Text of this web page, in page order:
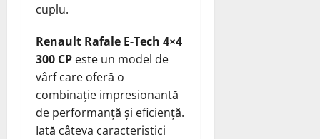
cuplu.
Renault Rafale E-Tech 4×4
300 CP este un model de
vârf care oferă o
combinație impresionantă
de performanță și eficiență.
Iată câteva caracteristici